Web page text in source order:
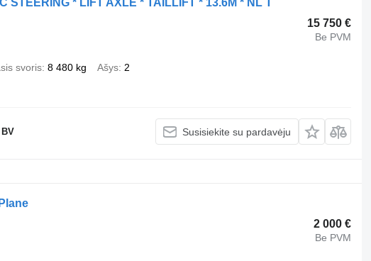
STEERING * LIFT AXLE * TAILLIFT * 13.6M * NL T
15 750 €
Be PVM
svoris 8 480 kg Ašys 2
Susisiekite su pardavėju
2 000 €
Be PVM